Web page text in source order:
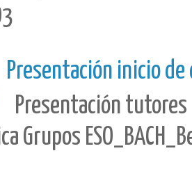
Presentación inicio de
Presentación
Grupos